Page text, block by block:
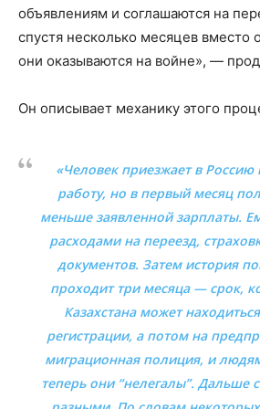
объявлениям и соглашаются на
спустя несколько месяцев вместо
они оказываются на войне», —
Он описывает механику этого
«Человек приезжает в
работу, но в первый месяц
меньше заявленной зарплаты.
расходами на переезд,
документов. Затем история
проходит три месяца — срок,
Казахстана может
регистрации, а потом на
миграционная полиция, и
теперь они “нелегалы”. Дальше